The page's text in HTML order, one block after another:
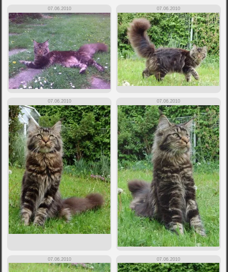
07.06.2010 07.06.2010
07.06.2010 07.06.2010
07.06.2010 07.06.2010